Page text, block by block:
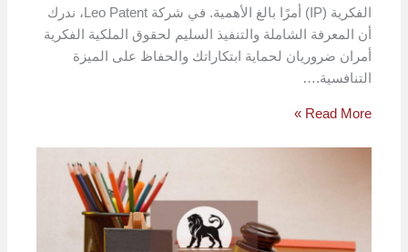
الفكرية (IP) أمرًا بالغ الأهمية. في شركة Leo Patent، ندرك
أن المعرفة الشاملة والتنفيذ السليم لحقوق الملكية الفكرية
أمران ضروريان لحماية ابتكاراتك والحفاظ على الميزة
التنافسية.…
Read More »